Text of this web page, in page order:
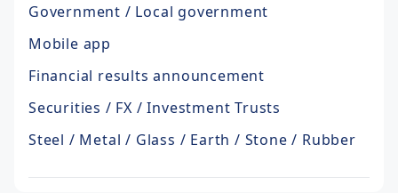
Government / Local government
Mobile app
Financial results announcement
Securities / FX / Investment Trusts
Steel / Metal / Glass / Earth / Stone / Rubber